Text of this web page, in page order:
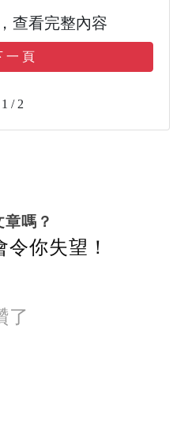
查看完整內容
一 頁
1 / 2
嗎？
你失望！
了